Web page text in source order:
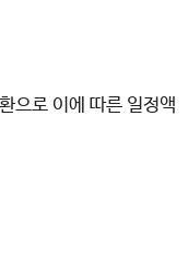
으로 이에 따른 일정액